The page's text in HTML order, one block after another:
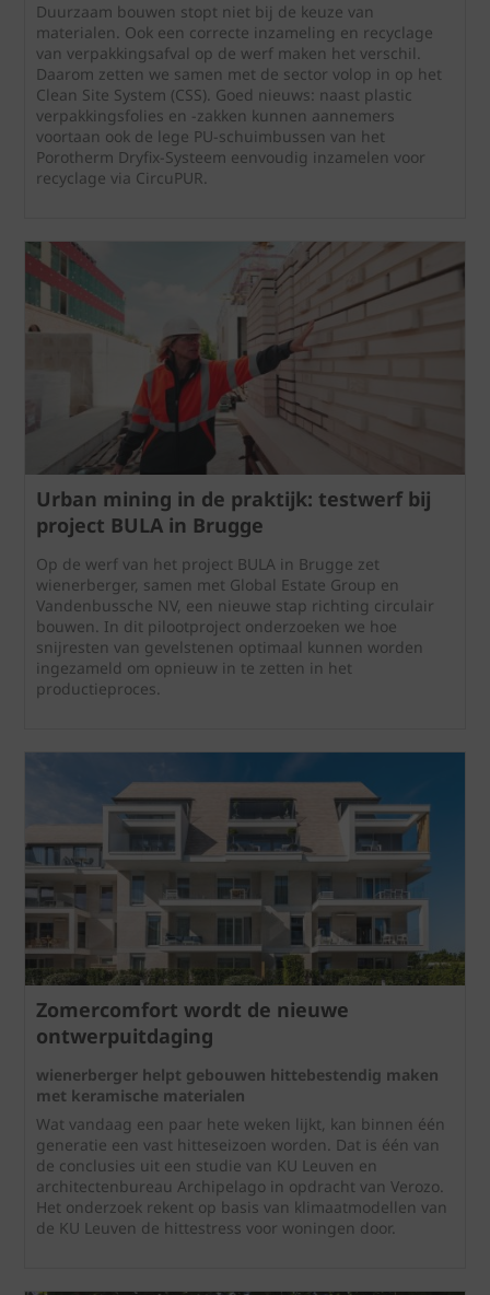
Duurzaam bouwen stopt niet bij de keuze van
materialen. Ook een correcte inzameling en recyclage
van verpakkingsafval op de werf maken het verschil.
Daarom zetten we samen met de sector volop in op het
Clean Site System (CSS). Goed nieuws: naast plastic
verpakkingsfolies en -zakken kunnen aannemers
voortaan ook de lege PU-schuimbussen van het
Porotherm Dryfix-Systeem eenvoudig inzamelen voor
recyclage via CircuPUR.
Urban mining in de praktijk: testwerf bij
project BULA in Brugge
Op de werf van het project BULA in Brugge zet
wienerberger, samen met Global Estate Group en
Vandenbussche NV, een nieuwe stap richting circulair
bouwen. In dit pilootproject onderzoeken we hoe
snijresten van gevelstenen optimaal kunnen worden
ingezameld om opnieuw in te zetten in het
productieproces.
Zomercomfort wordt de nieuwe
ontwerpuitdaging
wienerberger helpt gebouwen hittebestendig maken
met keramische materialen
Wat vandaag een paar hete weken lijkt, kan binnen één
generatie een vast hitteseizoen worden. Dat is één van
de conclusies uit een studie van KU Leuven en
architectenbureau Archipelago in opdracht van Verozo.
Het onderzoek rekent op basis van klimaatmodellen van
de KU Leuven de hittestress voor woningen door.